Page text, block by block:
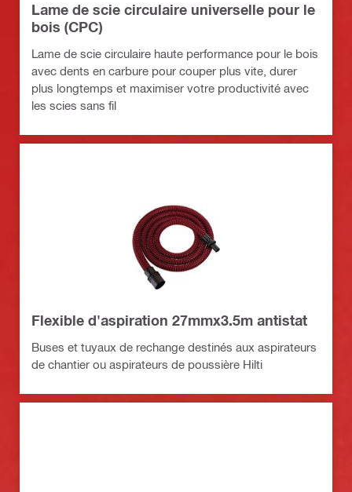
Lame de scie circulaire universelle pour le
bois (CPC)
Lame de scie circulaire haute performance pour le bois
avec dents en carbure pour couper plus vite, durer
plus longtemps et maximiser votre productivité avec
les scies sans fil
Flexible d'aspiration 27mmx3.5m antistat
Buses et tuyaux de rechange destinés aux aspirateurs
de chantier ou aspirateurs de poussière Hilti